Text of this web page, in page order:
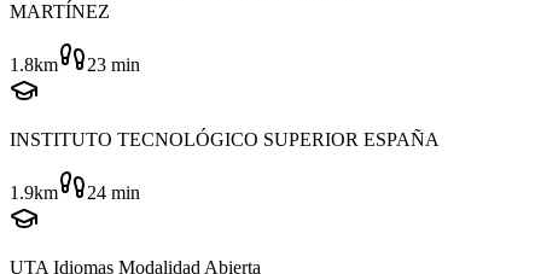
MARTÍNEZ
1.8km 23 min
INSTITUTO TECNOLÓGICO SUPERIOR ESPAÑA
1.9km 24 min
UTA Idiomas Modalidad Abierta